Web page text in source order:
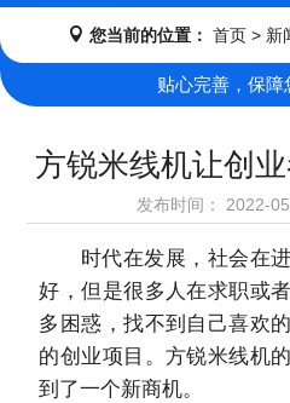
您当前的位置： 首页 > 新
贴心完善，保障
方锐米线机让创
发布时间： 2022-
时代在发展，社会在进
好，但是很多人在求职或
多困惑，找不到自己喜欢
的创业项目。方锐米线机
到了一个新商机。